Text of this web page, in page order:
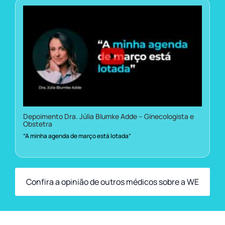
Depoimento Dra. Júlia Blumke Adde – Ginecologista e
Obstetra
“A minha agenda de março está lotada”
Confira a opinião de outros médicos sobre a WE